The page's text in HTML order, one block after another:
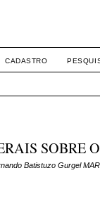
CADASTRO
SOBRE
Batistuzo Gurgel